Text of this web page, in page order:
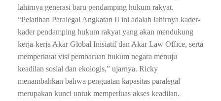
lahirnya generasi baru pendamping hukum rakyat.
“Pelatihan Paralegal Angkatan II ini adalah lahirnya kader-
kader pendamping hukum rakyat yang akan mendukung
kerja-kerja Akar Global Inisiatif dan Akar Law Office, serta
memperkuat visi pembaruan hukum negara menuju
keadilan sosial dan ekologis,” ujarnya. Ricky
menambahkan bahwa penguatan kapasitas paralegal
merupakan kunci untuk memperluas akses keadilan.